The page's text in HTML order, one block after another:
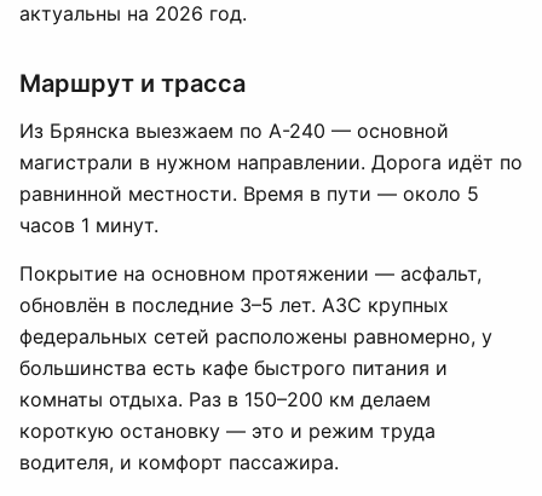
актуальны на 2026 год.
Маршрут и трасса
Из Брянска выезжаем по А-240 — основной
магистрали в нужном направлении. Дорога идёт по
равнинной местности. Время в пути — около 5
часов 1 минут.
Покрытие на основном протяжении — асфальт,
обновлён в последние 3–5 лет. АЗС крупных
федеральных сетей расположены равномерно, у
большинства есть кафе быстрого питания и
комнаты отдыха. Раз в 150–200 км делаем
короткую остановку — это и режим труда
водителя, и комфорт пассажира.